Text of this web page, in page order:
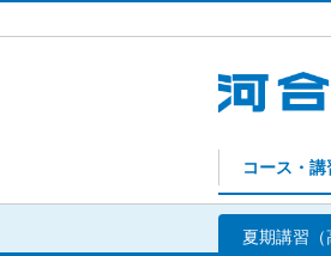
コース・講
夏期講習（